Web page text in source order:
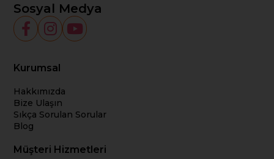
Sosyal Medya
Kurumsal
Hakkımızda
Bize Ulaşın
Sıkça Sorulan Sorular
Blog
Müşteri Hizmetleri